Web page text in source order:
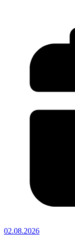
02.08.2026